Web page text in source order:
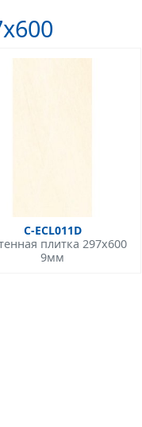
C-ECL011D
плитка 297x600
9мм